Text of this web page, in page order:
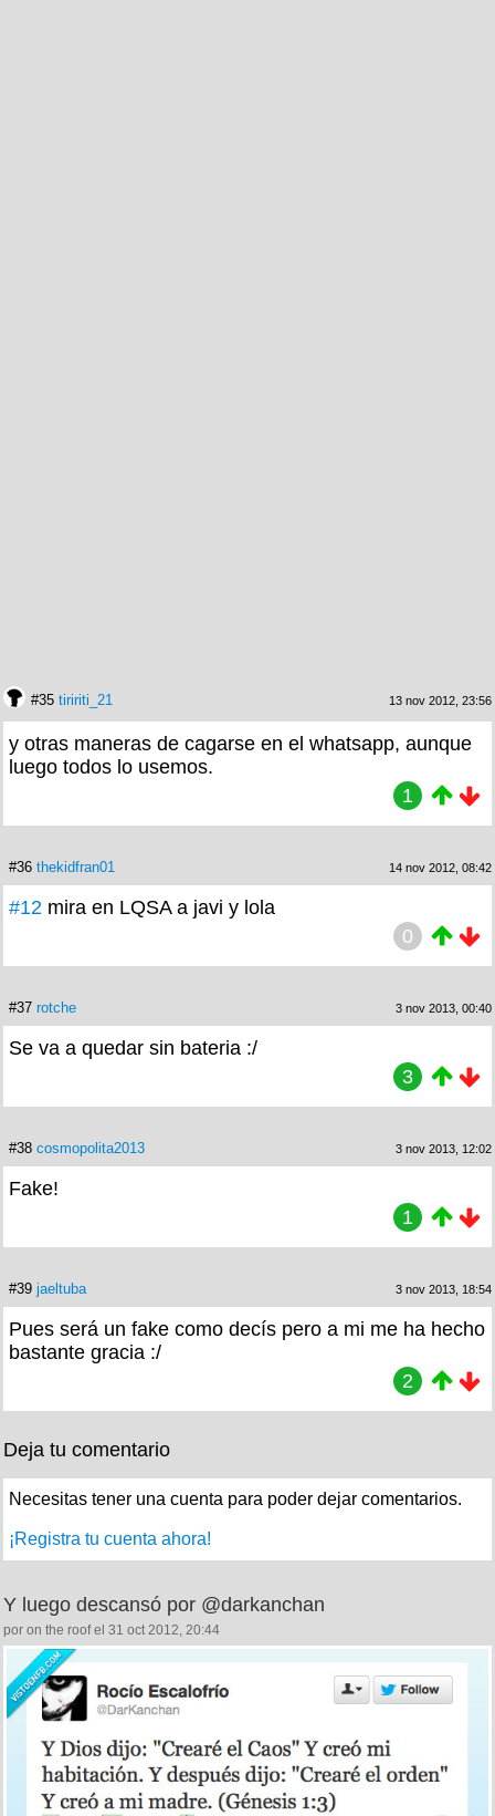
#35 tiririti_21 13 nov 2012, 23:56
y otras maneras de cagarse en el whatsapp, aunque
luego todos lo usemos.
1
#36 thekidfran01 14 nov 2012, 08:42
#12 mira en LQSA a javi y lola
0
#37 rotche 3 nov 2013, 00:40
Se va a quedar sin bateria :/
3
#38 cosmopolita2013 3 nov 2013, 12:02
Fake!
1
#39 jaeltuba 3 nov 2013, 18:54
Pues será un fake como decís pero a mi me ha hecho
bastante gracia :/
2
Deja tu comentario
Necesitas tener una cuenta para poder dejar comentarios.
¡Registra tu cuenta ahora!
Y luego descansó por @darkanchan
por on the roof el 31 oct 2012, 20:44